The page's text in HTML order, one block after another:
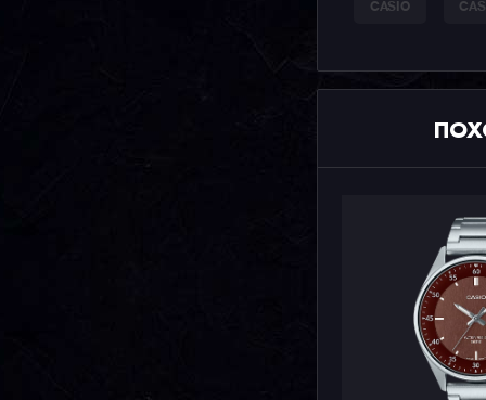
CASIO